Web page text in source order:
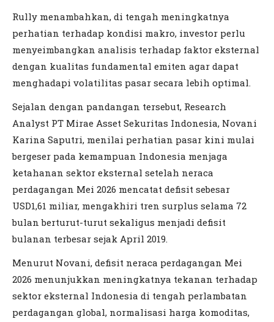
Rully menambahkan, di tengah meningkatnya
perhatian terhadap kondisi makro, investor perlu
menyeimbangkan analisis terhadap faktor eksternal
dengan kualitas fundamental emiten agar dapat
menghadapi volatilitas pasar secara lebih optimal.
Sejalan dengan pandangan tersebut, Research
Analyst PT Mirae Asset Sekuritas Indonesia, Novani
Karina Saputri, menilai perhatian pasar kini mulai
bergeser pada kemampuan Indonesia menjaga
ketahanan sektor eksternal setelah neraca
perdagangan Mei 2026 mencatat defisit sebesar
USD1,61 miliar, mengakhiri tren surplus selama 72
bulan berturut-turut sekaligus menjadi defisit
bulanan terbesar sejak April 2019.
Menurut Novani, defisit neraca perdagangan Mei
2026 menunjukkan meningkatnya tekanan terhadap
sektor eksternal Indonesia di tengah perlambatan
perdagangan global, normalisasi harga komoditas,